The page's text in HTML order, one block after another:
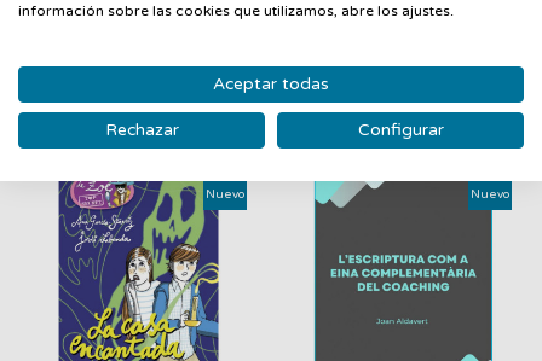
PRODUCTOS RELACIONADOS
Nuevo Nuevo
información sobre las cookies que utilizamos, abre los ajustes.
Aceptar todas
Rechazar Configurar